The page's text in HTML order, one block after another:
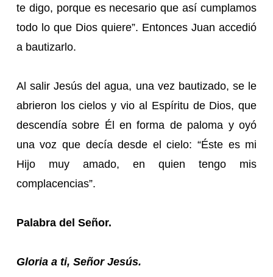
te digo, porque es necesario que así cumplamos
todo lo que Dios quiere”. Entonces Juan accedió
a bautizarlo.
Al salir Jesús del agua, una vez bautizado, se le
abrieron los cielos y vio al Espíritu de Dios, que
descendía sobre Él en forma de paloma y oyó
una voz que decía desde el cielo: “Éste es mi
Hijo muy amado, en quien tengo mis
complacencias”.
Palabra del Señor.
Gloria a ti, Señor Jesús.